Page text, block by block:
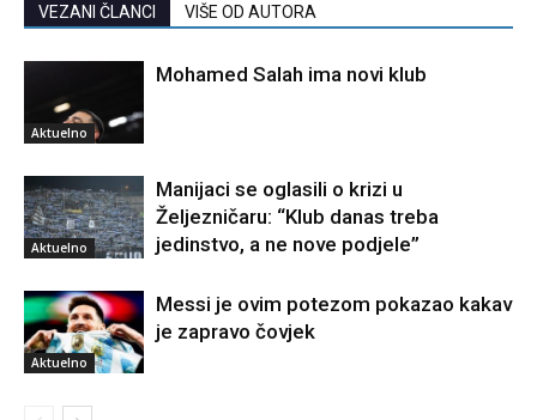
VEZANI ČLANCI VIŠE OD AUTORA
Aktuelno
Mohamed Salah ima novi klub
Aktuelno
Manijaci se oglasili o krizi u
Željezničaru: “Klub danas treba
jedinstvo, a ne nove podjele”
Aktuelno
Messi je ovim potezom pokazao kakav
je zapravo čovjek